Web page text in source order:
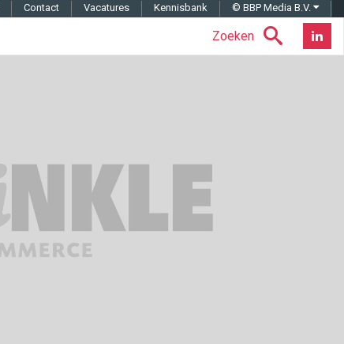
Zoeken
Contact Vacatures Kennisbank © BBP Media B.V.